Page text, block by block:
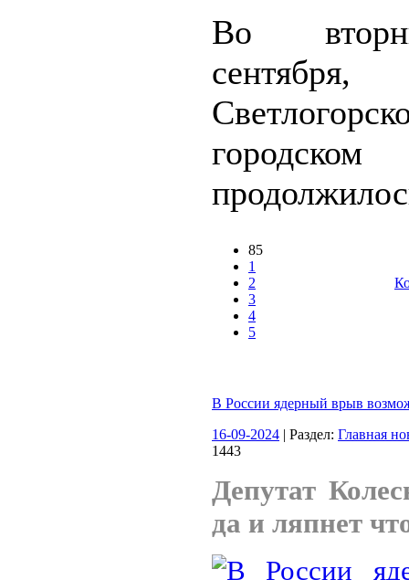
Во
85
1
2
3
4
5
В России ядерный врыв
16-09-2024 | Раздел: Главная
1443
Депутат
да и ляпнет